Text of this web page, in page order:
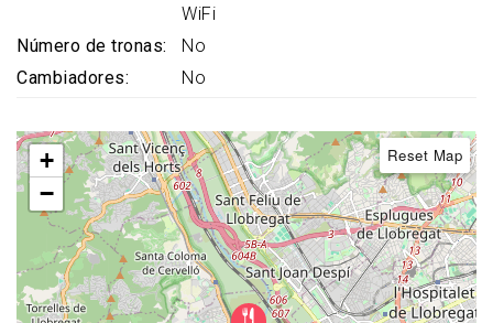
WiFi
Número de tronas
No
Cambiadores
No
+
−
Reset Map